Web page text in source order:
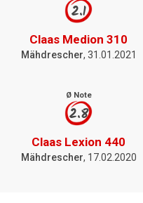
2.1
Claas Medion 310
Mähdrescher, 31.01.2021
Ø Note
2.8
Claas Lexion 440
Mähdrescher, 17.02.2020